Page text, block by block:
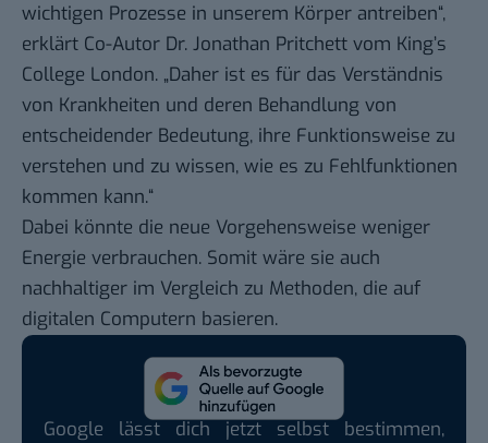
wichtigen Prozesse in unserem Körper antreiben“,
erklärt Co-Autor Dr. Jonathan Pritchett vom King’s
College London. „Daher ist es für das Verständnis
von Krankheiten und deren Behandlung von
entscheidender Bedeutung, ihre Funktionsweise zu
verstehen und zu wissen, wie es zu Fehlfunktionen
kommen kann.“
Dabei könnte die neue Vorgehensweise weniger
Energie verbrauchen. Somit wäre sie auch
nachhaltiger im Vergleich zu Methoden, die auf
digitalen Computern basieren.
Google lässt dich jetzt selbst bestimmen,